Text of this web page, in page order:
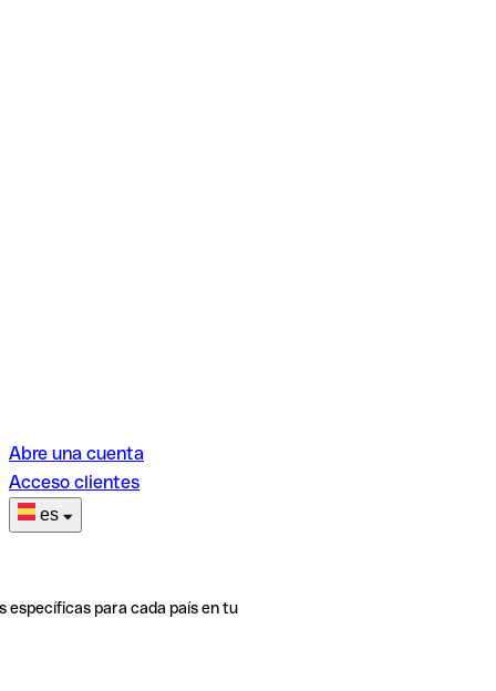
Abre una cuenta
Acceso clientes
es
específicas para cada país en tu